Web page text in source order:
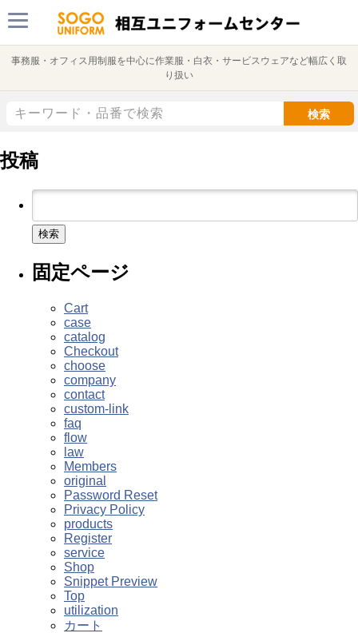
事務服・オフィス用制服を中心に作業服・白衣・サービスウェアなど幅広く取
り扱い
検索
投稿
検
固定ページ
Cart
case
catalog
Checkout
choose
company
contact
custom-link
faq
flow
law
Members
original
Password Reset
Privacy Policy
products
Register
service
Shop
Snippet Preview
Top
utilization
カート